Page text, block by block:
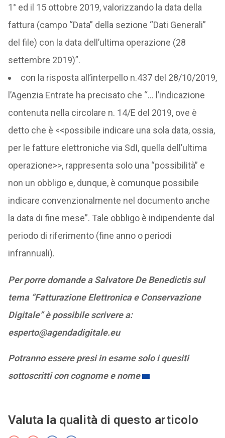
1° ed il 15 ottobre 2019, valorizzando la data della
fattura (campo “Data” della sezione “Dati Generali”
del file) con la data dell’ultima operazione (28
settembre 2019)”.
con la risposta all’interpello n.437 del 28/10/2019,
l’Agenzia Entrate ha precisato che “… l’indicazione
contenuta nella circolare n. 14/E del 2019, ove è
detto che è <<possibile indicare una sola data, ossia,
per le fatture elettroniche via SdI, quella dell’ultima
operazione>>, rappresenta solo una “possibilità” e
non un obbligo e, dunque, è comunque possibile
indicare convenzionalmente nel documento anche
la data di fine mese”. Tale obbligo è indipendente dal
periodo di riferimento (fine anno o periodi
infrannuali).
Per porre domande a Salvatore De Benedictis sul
tema “Fatturazione Elettronica e Conservazione
Digitale” è possibile scrivere a:
esperto@agendadigitale.eu
Potranno essere presi in esame solo i quesiti
sottoscritti con cognome e nome
Valuta la qualità di questo articolo